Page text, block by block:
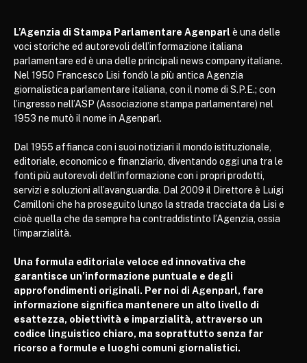
L’Agenzia di Stampa Parlamentare Agenparl è una delle
voci storiche ed autorevoli dell’informazione italiana
parlamentare ed è una delle principali news company italiane.
Nel 1950 Francesco Lisi fondò la più antica Agenzia
giornalistica parlamentare italiana, con il nome di S.P.E.; con
l’ingresso nell’ASP (Associazione stampa parlamentare) nel
1953 ne mutò il nome in Agenparl.
Dal 1955 affianca con i suoi notiziari il mondo istituzionale,
editoriale, economico e finanziario, diventando oggi una tra le
fonti più autorevoli dell’informazione con i propri prodotti,
servizi e soluzioni all’avanguardia. Dal 2009 il Direttore è Luigi
Camilloni che ha proseguito lungo la strada tracciata da Lisi e
cioè quella che da sempre ha contraddistinto l’Agenzia, ossia
l’imparzialità.
Una formula editoriale veloce ed innovativa che
garantisce un’informazione puntuale e degli
approfondimenti originali. Per noi di Agenparl, fare
informazione significa mantenere un alto livello di
esattezza, obiettività e imparzialità, attraverso un
codice linguistico chiaro, ma soprattutto senza far
ricorso a formule e luoghi comuni giornalistici.